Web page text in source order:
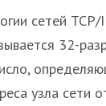
сетей TCP/
32-
узла сети